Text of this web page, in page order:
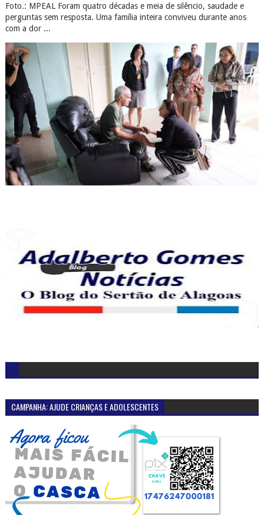
Foto.: MPEAL Foram quatro décadas e meia de silêncio, saudade e
perguntas sem resposta. Uma família inteira conviveu durante anos
com a dor ...
CAMPANHA: AJUDE CRIANÇAS E ADOLESCENTES